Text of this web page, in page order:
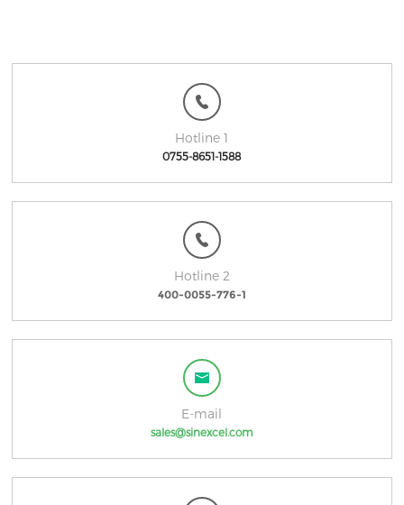
Hotline 1
0755-8651-1588
Hotline 2
400-0055-776-1
E-mail
sales@sinexcel.com